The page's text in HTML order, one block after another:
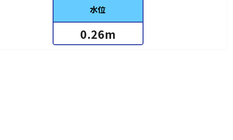
水位
0.26m